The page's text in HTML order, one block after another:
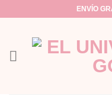
contenido
ENVÍO